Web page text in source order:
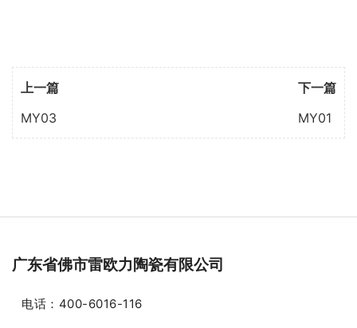
上一篇
MY03
下一篇
MY01
广东省佛市雷欧力陶瓷有限公司
电话：400-6016-116